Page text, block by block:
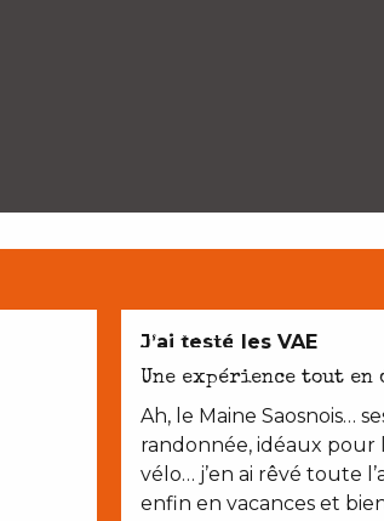
EN COUPLE
J’ai testé les VAE
Une expérience tout en
Ah, le Maine Saosnois…
randonnée, idéaux pour
vélo… j’en ai rêvé toute
enfin en vacances et